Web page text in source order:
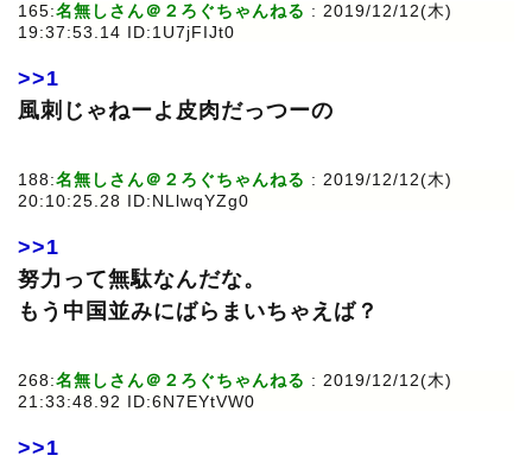
165:名無しさん＠２ろぐちゃんねる : 2019/12/12(木)
19:37:53.14 ID:1U7jFIJt0
>>1
風刺じゃねーよ皮肉だっつーの
188:名無しさん＠２ろぐちゃんねる : 2019/12/12(木)
20:10:25.28 ID:NLlwqYZg0
>>1
努力って無駄なんだな。
もう中国並みにばらまいちゃえば？
268:名無しさん＠２ろぐちゃんねる : 2019/12/12(木)
21:33:48.92 ID:6N7EYtVW0
>>1